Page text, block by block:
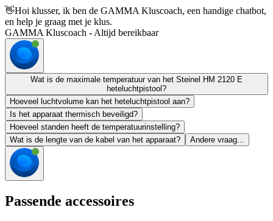
👋Hoi klusser, ik ben de GAMMA Kluscoach, een handige chatbot,
en help je graag met je klus.
GAMMA Kluscoach - Altijd bereikbaar
Wat is de maximale temperatuur van het Steinel HM 2120 E
heteluchtpistool?
Hoeveel luchtvolume kan het heteluchtpistool aan?
Is het apparaat thermisch beveiligd?
Hoeveel standen heeft de temperatuurinstelling?
Wat is de lengte van de kabel van het apparaat?
Andere vraag...
Passende accessoires